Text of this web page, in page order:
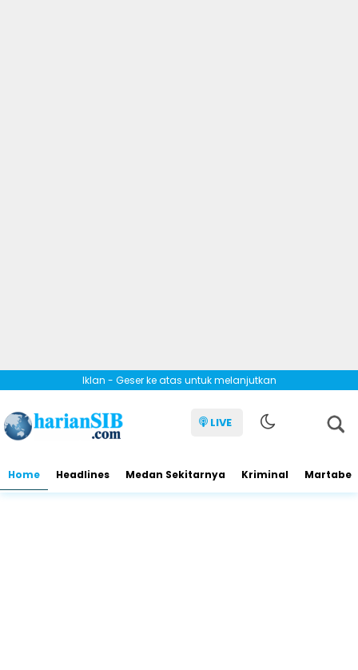
Iklan - Geser ke atas untuk melanjutkan
LIVE
Home Headlines Medan Sekitarnya Kriminal Martabe